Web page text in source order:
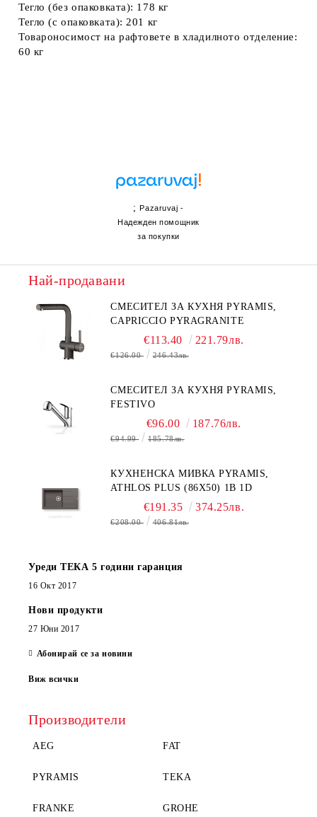
Тегло (без опаковката): 178 кг
Тегло (с опаковката): 201 кг
Товароносимост на рафтовете в хладилното отделение:
60 кг
;Pazaruvaj -
Надежден помощник
за покупки
Най-продавани
СМЕСИТЕЛ ЗА КУХНЯ PYRAMIS,
CAPRICCIO PYRAGRANITE
€113.40 221.79лв.
€126.00 246.43лв.
СМЕСИТЕЛ ЗА КУХНЯ PYRAMIS,
FESTIVO
€96.00 187.76лв.
€94.99 185.78лв.
КУХНЕНСКА МИВКА PYRAMIS,
ATHLOS PLUS (86X50) 1B 1D
€191.35 374.25лв.
€208.00 406.81лв.
Уреди ТЕКА 5 години гаранция
16 Окт 2017
Нови продукти
27 Юни 2017
Абонирай се за новини
Виж всички
Производители
AEG FAT
PYRAMIS TEKA
FRANKE GROHE